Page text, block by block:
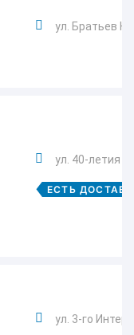
ул. Братьев
ул. 40-летия
ЕСТЬ
ул. 3-го